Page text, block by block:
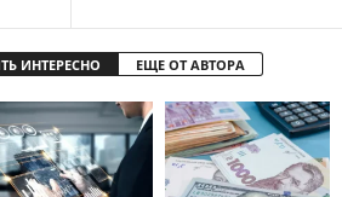
ИНТЕРЕСНО ЕЩЕ ОТ АВТОРА